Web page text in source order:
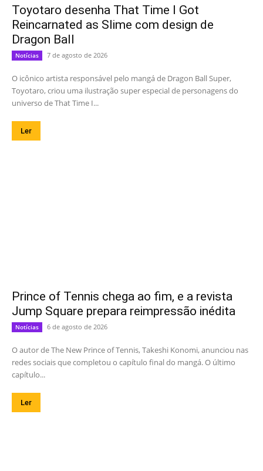
Toyotaro desenha That Time I Got
Reincarnated as Slime com design de
Dragon Ball
Notícias 7 de agosto de 2026
O icônico artista responsável pelo mangá de Dragon Ball Super,
Toyotaro, criou uma ilustração super especial de personagens do
universo de That Time I...
Ler
Prince of Tennis chega ao fim, e a revista
Jump Square prepara reimpressão inédita
Notícias 6 de agosto de 2026
O autor de The New Prince of Tennis, Takeshi Konomi, anunciou nas
redes sociais que completou o capítulo final do mangá. O último
capítulo...
Ler